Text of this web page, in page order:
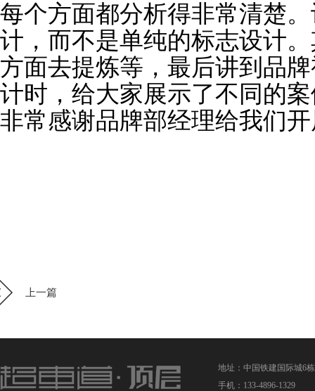
每个方面都分析得非常清楚
计，而不是单纯的标志设计
方面去提炼等，最后讲到品
计时，给大家展示了不同的
非常感谢品牌部经理给我们
上一篇
地址：中国铁建国际城6
手机：133-4896-1329